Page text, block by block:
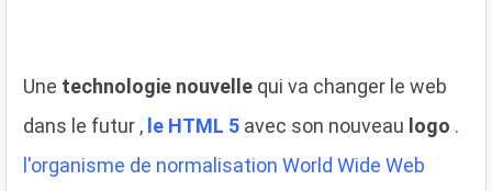
Une technologie nouvelle qui va changer le web
dans le futur , le HTML 5 avec son nouveau logo .
l'organisme de normalisation World Wide Web